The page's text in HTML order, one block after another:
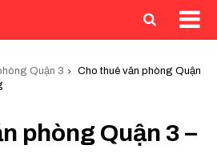
Quận 3
Cho thuê văn phòng Quận
phòng Quận 3 –